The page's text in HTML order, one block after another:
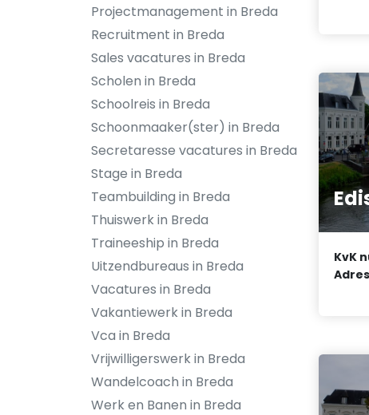
Projectmanagement in Breda
Recruitment in Breda
Sales vacatures in Breda
Scholen in Breda
Schoolreis in Breda
Schoonmaaker(ster) in Breda
Secretaresse vacatures in Breda
Stage in Breda
Teambuilding in Breda
Thuiswerk in Breda
Traineeship in Breda
Uitzendbureaus in Breda
Vacatures in Breda
Vakantiewerk in Breda
Vca in Breda
Vrijwilligerswerk in Breda
Wandelcoach in Breda
Werk en Banen in Breda
KvK